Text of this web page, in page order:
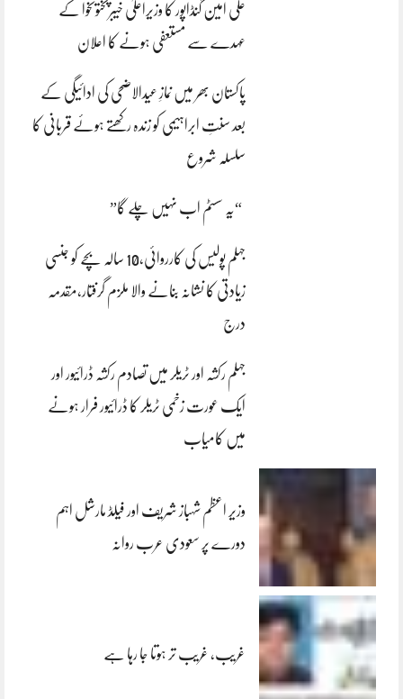
علی امین گنڈاپور کا وزیراعلیٰ خیبرپختونخوا کے
عہدے سے مستعفی ہونے کا اعلان
پاکستان بھر میں نمازِ عیدالاضحی کی ادائیگی کے
بعد سنتِ ابراہیمی کو زندہ رکھتے ہوئے قربانی کا
سلسلہ شروع
“یہ سسٹم اب نہیں چلے گا”
جہلم پولیس کی کارروائی،10 سالہ بچے کو جنسی
زیادتی کا نشانہ بنانے والا ملزم گرفتار،مقدمہ
درج
جہلم رکشہ اور ٹریلر میں تصادم رکشہ ڈرائیور اور
ایک عورت زخمی ٹریلر کا ڈرائیور فرار ہونے
میں کامیاب
وزیر اعظم شہباز شریف اور فیلڈ مارشل اہم
دورے پر سعودی عرب روانہ
غریب، غریب تر ہوتا جا رہا ہے